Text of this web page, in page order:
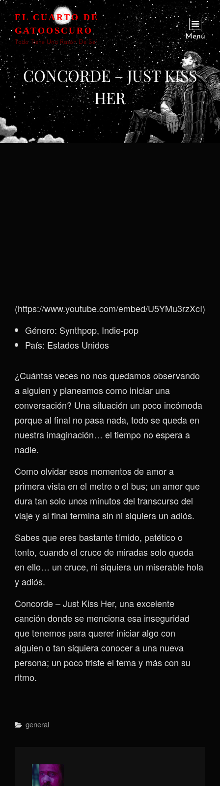
EL CUARTO DE
GATOOSCURO
Todo Tiene Una Razón De Ser
Menú
CONCORDE – JUST KISS
HER
(https://www.youtube.com/embed/U5YMu3rzXcI)
Género: Synthpop, Indie-pop
País: Estados Unidos
¿Cuántas veces no nos quedamos observando
a alguien y planeamos como iniciar una
conversación? Una situación un poco incómoda
porque al final no pasa nada, todo se queda en
nuestra imaginación… el tiempo no espera a
nadie.
Como olvidar esos momentos de amor a
primera vista en el metro o el bus; un amor que
dura tan solo unos minutos del transcurso del
viaje y al final termina sin ni siquiera un adiós.
Sabes que eres bastante tímido, patético o
tonto, cuando el cruce de miradas solo queda
en ello… un cruce, ni siquiera un miserable hola
y adiós.
Concorde – Just Kiss Her, una excelente
canción donde se menciona esa inseguridad
que tenemos para querer iniciar algo con
alguien o tan siquiera conocer a una nueva
persona; un poco triste el tema y más con su
ritmo.
Categorías
General